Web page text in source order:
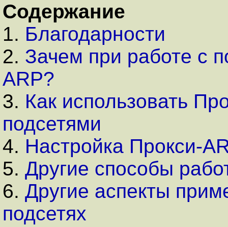
Содержание
1. Благодарности
2. Зачем при работе с
ARP?
3. Как использовать
подсетями
4. Настройка Прокси-
5. Другие способы
6. Другие аспекты
подсетях